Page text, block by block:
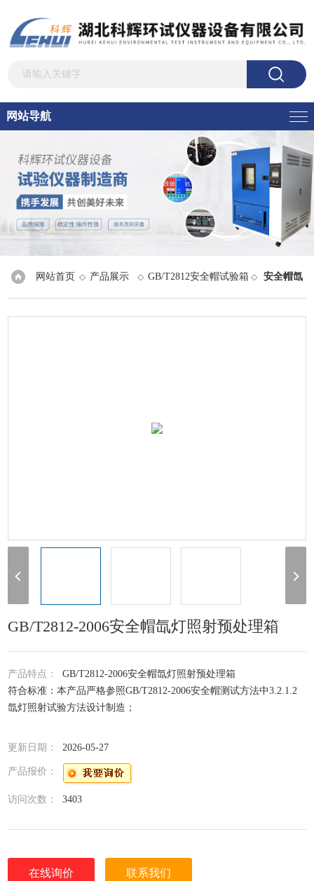
网站导航
网站首页 ◇ 产品展示 ◇GB/T2812安全帽试验箱 ◇安全帽氙
灯照射箱> GB/T2812-2006安全帽氙灯照射预处理箱
GB/T2812-2006安全帽氙灯照射预处理箱
产品特点：GB/T2812-2006安全帽氙灯照射预处理箱
符合标准：本产品严格参照GB/T2812-2006安全帽测试方法中3.2.1.2
氙灯照射试验方法设计制造；
更新日期：2026-05-27
产品报价：
访问次数：3403
在线询价 联系我们